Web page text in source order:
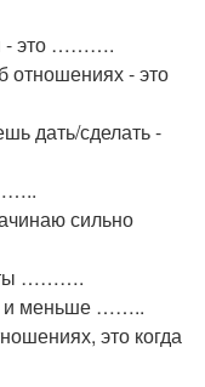
- это ……….
отношениях - это
дать/сделать -
сильно
ты ……….
и меньше ……..
это когда